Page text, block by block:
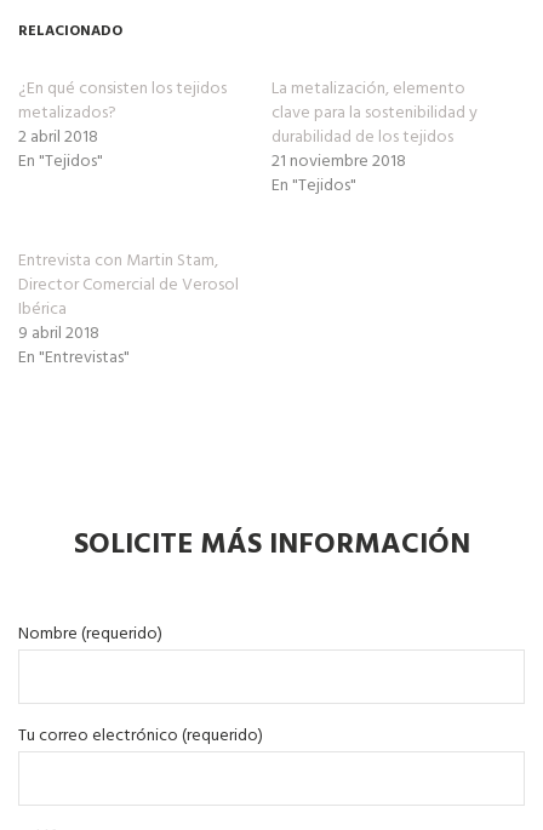
abre
ventana
nueva)
abre
ventana
nueva)
ventana
nueva)
RELACIONADO
¿En qué consisten los tejidos
metalizados?
2 abril 2018
En "Tejidos"
La metalización, elemento
clave para la sostenibilidad y
durabilidad de los tejidos
21 noviembre 2018
En "Tejidos"
Entrevista con Martin Stam,
Director Comercial de Verosol
Ibérica
9 abril 2018
En "Entrevistas"
SOLICITE MÁS INFORMACIÓN
Nombre (requerido)
Tu correo electrónico (requerido)